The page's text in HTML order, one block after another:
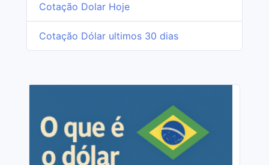
Cotação Dolar Hoje
Cotação Dólar ultimos 30 dias